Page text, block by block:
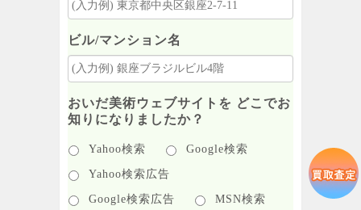
ビル/マンション名
おいだ美術ウェブサイトを どこでお
知りになりましたか？
Yahoo検索 Google検索
Yahoo検索広告
Google検索広告 MSN検索